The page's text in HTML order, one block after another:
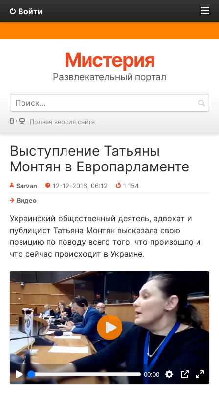
Войти
Мистерия
Развлекательный портал
Полная версия сайта
Выступление Татьяны
Монтян в Европарламенте
Sarvan 12-12-2016, 06:12
1 154
Видео
Украинский общественный деятель, адвокат и
публицист Татьяна Монтян высказала свою
позицию по поводу всего того, что произошло и
что сейчас происходит в Украине.
00:00
В
п
р